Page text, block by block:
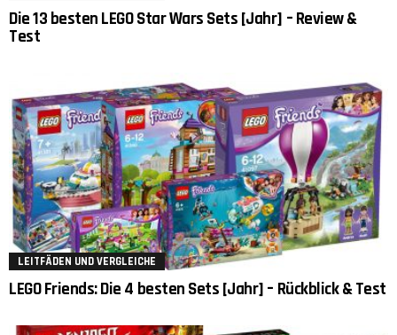
Die 13 besten LEGO Star Wars Sets [Jahr] – Review &
Test
LEITFÄDEN UND VERGLEICHE
LEGO Friends: Die 4 besten Sets [Jahr] – Rückblick & Test